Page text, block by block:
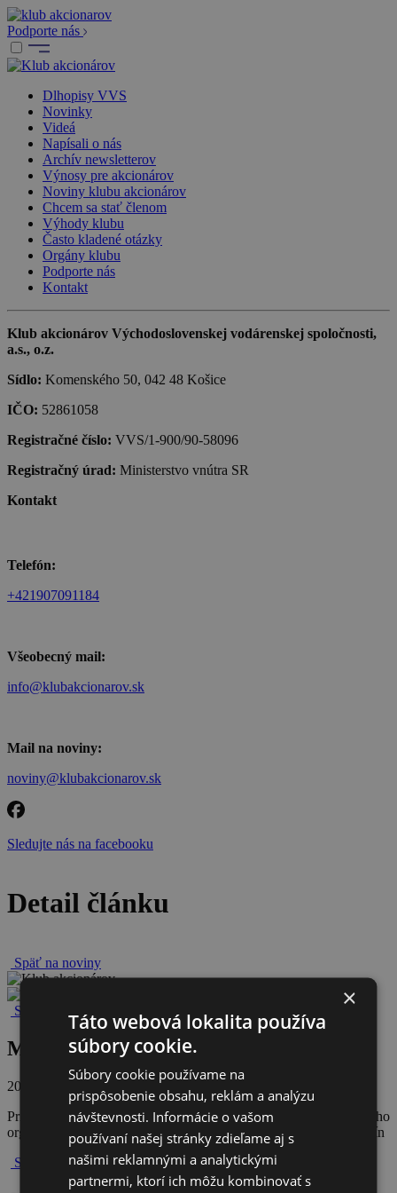
Podporte nás
Dlhopisy VVS
Novinky
Videá
Napísali o nás
Archív newsletterov
Výnosy pre akcionárov
Noviny klubu akcionárov
Chcem sa stať členom
Výhody klubu
Často kladené otázky
Orgány klubu
Podporte nás
Kontakt
Klub akcionárov Východoslovenskej vodárenskej spoločnosti,
a.s., o.z.
Sídlo: Komenského 50, 042 48 Košice
IČO: 52861058
Registračné číslo: VVS/1-900/90-58096
Registračný úrad: Ministerstvo vnútra SR
Kontakt
Telefón:
+421907091184
Všeobecný mail:
info@klubakcionarov.sk
Mail na noviny:
noviny@klubakcionarov.sk
Sledujte nás na facebooku
Detail článku
Späť na noviny
Späť na všetky novinky
Máj 2022
20. mája 2022
Primátori a starostovia sa stali súčasťou novovzniknutého poradného
orgánu Klubu akcionárov – prečítajte si viac v novom vydaní novín
Späť na všetky novinky
×
Táto webová lokalita používa
súbory cookie.
Súbory cookie používame na
prispôsobenie obsahu, reklám a analýzu
návštevnosti. Informácie o vašom
používaní našej stránky zdieľame aj s
našimi reklamnými a analytickými
partnermi, ktorí ich môžu kombinovať s